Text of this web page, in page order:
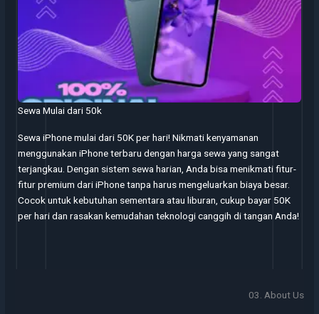
Sewa Mulai dari 50k
Sewa iPhone mulai dari 50K per hari! Nikmati kenyamanan
menggunakan iPhone terbaru dengan harga sewa yang sangat
terjangkau. Dengan sistem sewa harian, Anda bisa menikmati fitur-
fitur premium dari iPhone tanpa harus mengeluarkan biaya besar.
Cocok untuk kebutuhan sementara atau liburan, cukup bayar 50K
per hari dan rasakan kemudahan teknologi canggih di tangan Anda!
03. About Us